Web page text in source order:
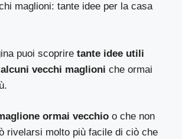
maglioni: tante idee per la casa
puoi scopriretante idee utili
vecchi maglioni che ormai
ormai vecchio o che non
rivelarsi molto più facile di ciò che